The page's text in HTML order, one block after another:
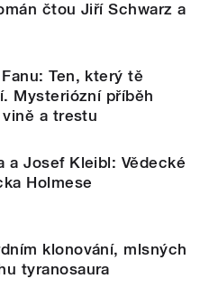
čtou Jiří Schwarz a
Ten, který tě
Mysteriózní příběh
a trestu
a Josef Kleibl: Vědecké
Holmese
klonování, mlsných
tyranosaura